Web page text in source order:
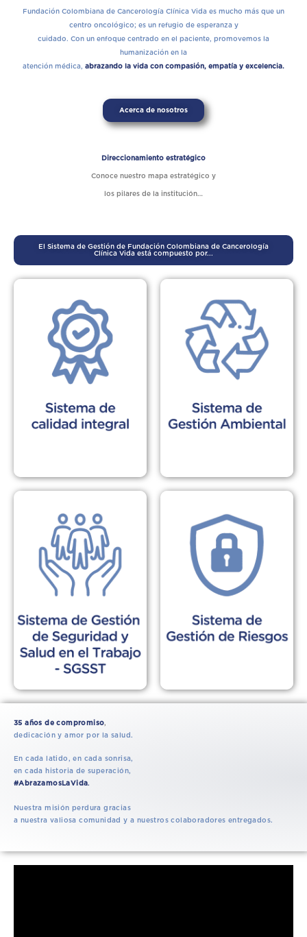
Fundación Colombiana de Cancerología Clínica Vida es mucho más que un
centro oncológico; es un refugio de esperanza y
cuidado. Con un enfoque centrado en el paciente, promovemos la
humanización en la
atención médica, abrazando la vida con compasión, empatía y excelencia.
Acerca de nosotros
Direccionamiento estratégico
Conoce nuestro mapa estratégico y
los pilares de la institución…
El Sistema de Gestión de Fundación Colombiana de Cancerología
Clínica Vida está compuesto por...
35 años de compromiso,
dedicación y amor por la salud.
En cada latido, en cada sonrisa,
en cada historia de superación,
#AbrazamosLaVida.
Nuestra misión perdura gracias
a nuestra valiosa comunidad y a nuestros colaboradoresentregados.